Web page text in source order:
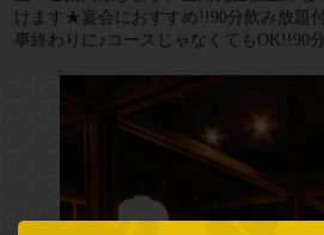
けます★宴会におすすめ!!90分飲み放題
事終わりに♪コースじゃなくてもOK!!90
この店舗情報をシ